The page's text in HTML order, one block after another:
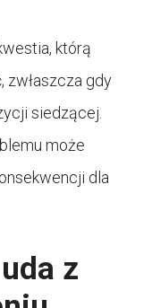
którą
zwłaszcza gdy
siedzącej.
może
dla
z